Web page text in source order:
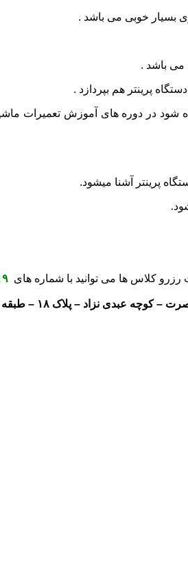
بسیار خوبی می باشد .
می باشد .
پرینتر هم بپردازد .
در دوره های آموزش تعمیرات
پرینتر آشنا میشود.
رزرو کلاس ها می توانید با شماره های
عبدی نزاد – پلاک ۱۸ – طبقه سوم